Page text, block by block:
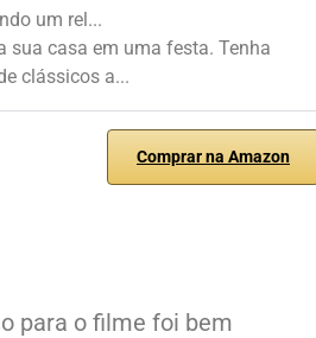
um rel...
sua casa em uma festa. Tenha
clássicos a...
Comprar na Amazon
para o filme foi bem